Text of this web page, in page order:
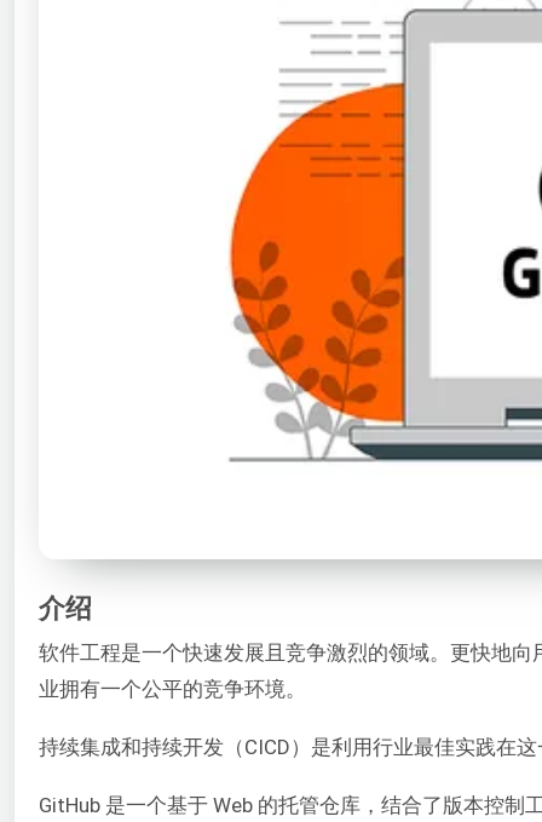
介绍
软件工程是一个快速发展且竞争激烈的领域。更快地
业拥有一个公平的竞争环境。
持续集成和持续开发（CICD）是利用行业最佳实践在
GitHub 是一个基于 Web 的托管仓库，结合了版本控